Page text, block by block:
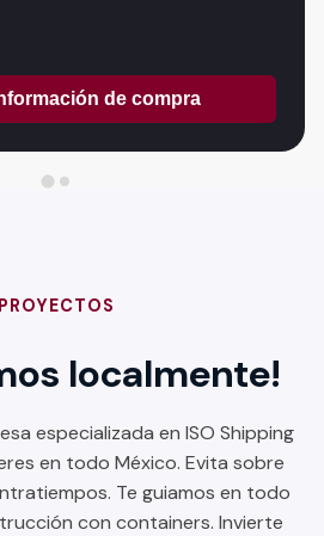
de compra
PROYECTOS
localmente!
especializada en ISO Shipping
en todo México. Evita sobre
Te guiamos en todo
con containers. Invierte